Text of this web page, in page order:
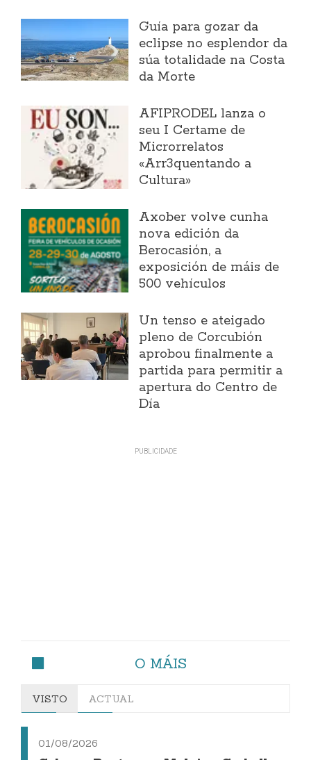
Guía para gozar da
eclipse no esplendor da
súa totalidade na Costa
da Morte
AFIPRODEL lanza o
seu I Certame de
Microrrelatos
«Arr3quentando a
Cultura»
Axober volve cunha
nova edición da
Berocasión, a
exposición de máis de
500 vehículos
Un tenso e ateigado
pleno de Corcubión
aprobou finalmente a
partida para permitir a
apertura do Centro de
Día
O MÁIS
VISTO ACTUAL
01/08/2026